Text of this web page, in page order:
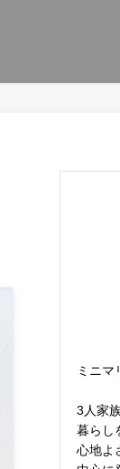
ミニ
3人家
暮らし
心地よ